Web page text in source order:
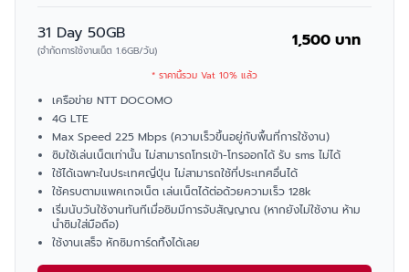
31 Day 50GB
(จำกัดการใช้งานเน็ต 1.6GB/วัน) 1,500 บาท
* ราคานี้รวม Vat 10% แล้ว
เครือข่าย NTT DOCOMO
4G LTE
Max Speed 225 Mbps (ความเร็วขึ้นอยู่กับพื้นที่การใช้งาน)
ซิมใช้เล่นเน็ตเท่านั้น ไม่สามารถโทรเข้า-โทรออกได้ รับ sms ไม่ได้
ใช้ได้เฉพาะในประเทศญี่ปุ่น ไม่สามารถใช้ที่ประเทศอื่นได้
ใช้ครบตามแพคเกจเน็ต เล่นเน็ตได้ต่อด้วยความเร็ว 128k
เริ่มนับวันใช้งานทันทีเมื่อซิมมีการจับสัญญาณ (หากยังไม่ใช้งาน ห้าม
นำซิมใส่มือถือ)
ใช้งานเสร็จ หักซิมการ์ดทิ้งได้เลย